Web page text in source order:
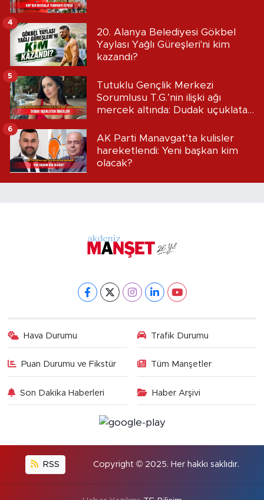
20. Alanya Belediyesi Gökbel
Yaylası Yağlı Güreşleri'ni kim
kazandı?
4
Tutuklu Gençlik Merkezi
Sorumlusu T.G.’nin ilişki ağı
mercek altında: Dudak uçuklatan
5
AK Parti Manavgat’ta kulisler
hareketlendi: Yeni başkan kim
olacak?
6
Hava Durumu Trafik Durumu
Puan Durumu ve Fikstür Tüm Manşetler
Son Dakika Haberleri Haber Arşivi
RSS Copyright © 2025. Her hakkı saklıdır.